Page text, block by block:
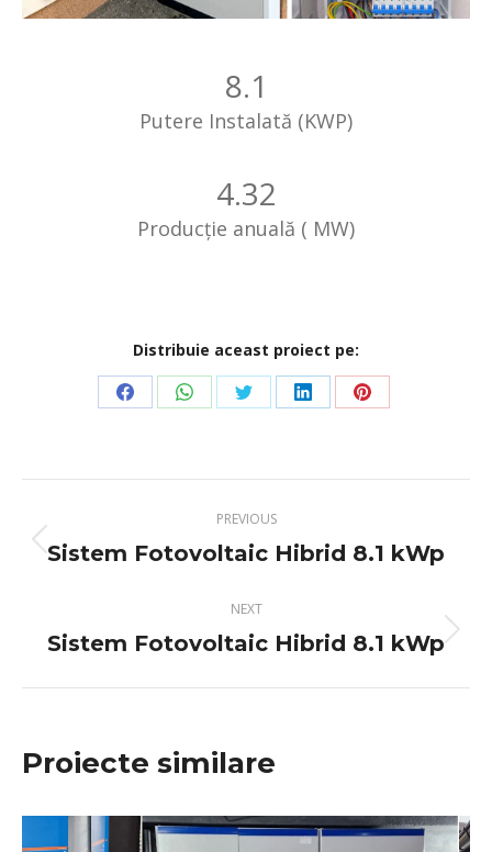
8.1
Putere Instalată (KWP)
4.32
Producție anuală ( MW)
Distribuie aceast proiect pe:
Share
Facebook
Share
WhatsApp
Share
Twitter
Share
LinkedIn
Share
Pinterest
navigation
PREVIOUS
Previous
Sistem Fotovoltaic Hibrid 8.1 kWp
NEXT
Next
Sistem Fotovoltaic Hibrid 8.1 kWp
Proiecte similare